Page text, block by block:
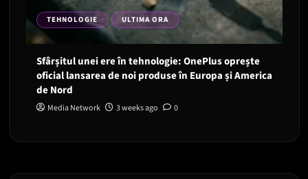
TEHNOLOGIE ULTIMA ORA
Sfârșitul unei ere în tehnologie: OnePlus oprește
oficial lansarea de noi produse în Europa și America
de Nord
Media Network 3 weeks ago 0